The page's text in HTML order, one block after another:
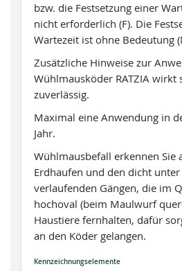
bzw. die Festsetzung einer
nicht erforderlich (F). Die
Wartezeit ist ohne Bedeutung
Zusätzliche Hinweise zur
Wühlmausköder RATZIA wirkt
zuverlässig.
Maximal eine Anwendung in
Jahr.
Wühlmausbefall erkennen Sie
Erdhaufen und den dicht
verlaufenden Gängen, die im
hochoval (beim Maulwurf
Haustiere fernhalten, dafür
an den Köder gelangen.
Kennzeichnungselemente